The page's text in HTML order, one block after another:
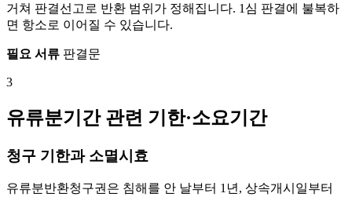
거쳐 판결선고로 반환 범위가 정해집니다. 1심 판결에 불복하
면 항소로 이어질 수 있습니다.
필요 서류 판결문
3
유류분기간 관련 기한·소요기간
청구 기한과 소멸시효
유류분반환청구권은 침해를 안 날부터 1년, 상속개시일부터